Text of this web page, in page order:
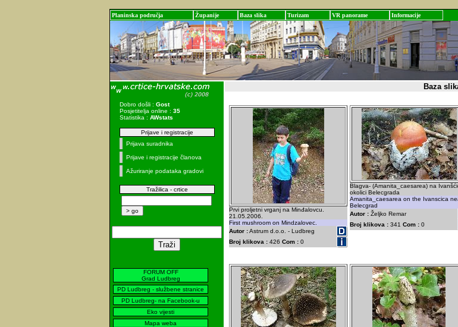
Planinska područja Županije Baza slika Turizam VR panorame Informacije
Dobro došli : Gost
Posjetitelja online : 35
Statistika : AWstats
Prijave i registracije
Prijava suradnika
Prijave i registracije članova
Ažuriranje podataka gradovi
Tražilica - crtice
FORUM OFF
Grad Ludbreg
PD Ludbreg - službene stranice
PD Ludbreg- na Facebook-u
Eko vijesti
Mapa weba
Baza
Prvi proljetni vrganj na Minđalovcu.
21.05.2006.
First mushroom on Mindzalovec.
Autor :Astrum d.o.o. - Ludbreg
Broj klikova : 426 Com : 0
Blagva- (Amanita_caesarea) na
okolici Belecgrada
Amanita_caesarea on the Ivanscica
Belecgrad
Autor : Željko Remar
Broj klikova : 341 Com : 0